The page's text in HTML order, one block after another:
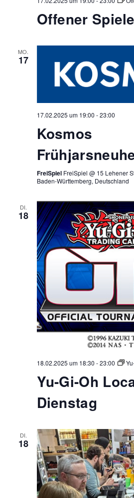
Offener
MO.
17
17.02.2025 um 19:00 -23:00
Kosmos
FreiSpiel FreiSpiel @ 15 Lehener
Baden-Württemberg, Deutschland
DI.
18
18.02.2025 um 18:30 -23:00
Yu-Gi-Oh
Dienstag
DI.
18